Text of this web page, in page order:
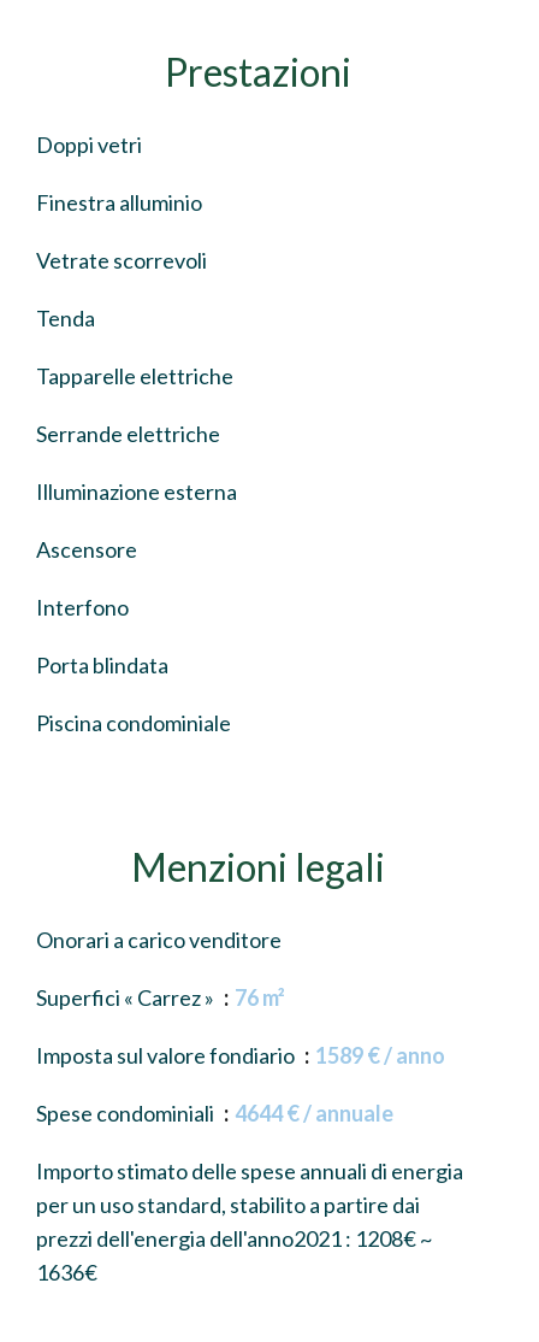
Prestazioni
Doppi vetri
Finestra alluminio
Vetrate scorrevoli
Tenda
Tapparelle elettriche
Serrande elettriche
Illuminazione esterna
Ascensore
Interfono
Porta blindata
Piscina condominiale
Menzioni legali
Onorari a carico venditore
Superfici « Carrez » 76 m²
Imposta sul valore fondiario 1589 € / anno
Spese condominiali 4644 € / annuale
Importo stimato delle spese annuali di energia
per un uso standard, stabilito a partire dai
prezzi dell'energia dell'anno2021 : 1208€ ~
1636€